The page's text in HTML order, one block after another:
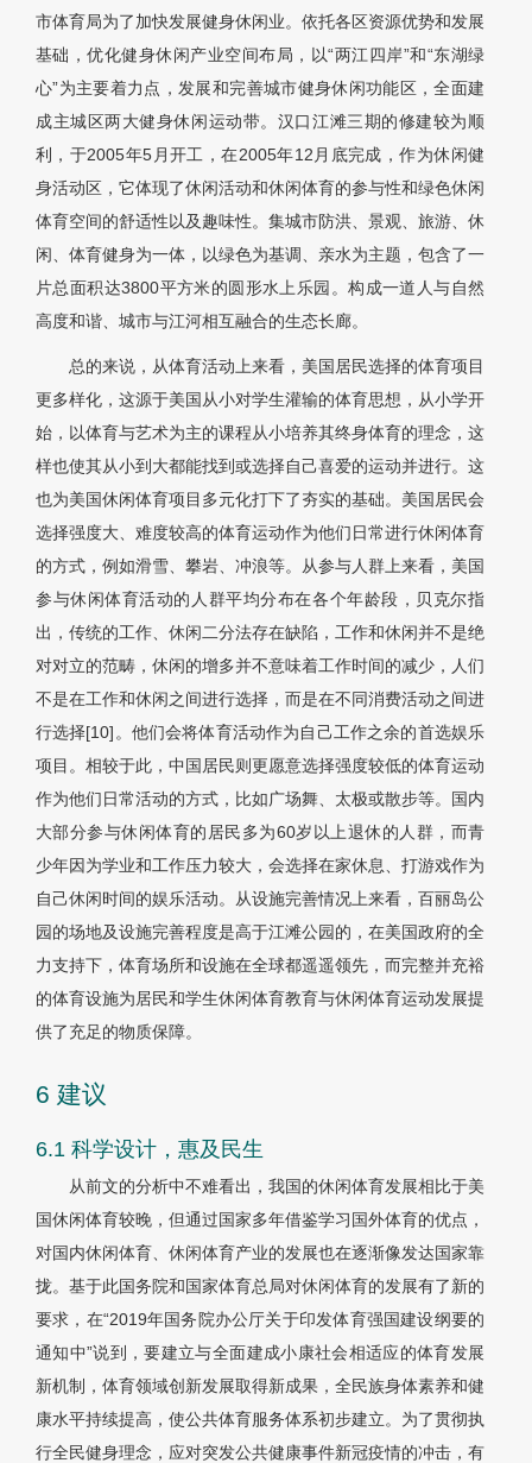
市体育局为了加快发展健身休闲业。依托各区资源优势和发展
基础，优化健身休闲产业空间布局，以“两江四岸”和“东湖绿
心”为主要着力点，发展和完善城市健身休闲功能区，全面建
成主城区两大健身休闲运动带。汉口江滩三期的修建较为顺
利，于2005年5月开工，在2005年12月底完成，作为休闲健
身活动区，它体现了休闲活动和休闲体育的参与性和绿色休闲
体育空间的舒适性以及趣味性。集城市防洪、景观、旅游、休
闲、体育健身为一体，以绿色为基调、亲水为主题，包含了一
片总面积达3800平方米的圆形水上乐园。构成一道人与自然
高度和谐、城市与江河相互融合的生态长廊。
总的来说，从体育活动上来看，美国居民选择的体育项目
更多样化，这源于美国从小对学生灌输的体育思想，从小学开
始，以体育与艺术为主的课程从小培养其终身体育的理念，这
样也使其从小到大都能找到或选择自己喜爱的运动并进行。这
也为美国休闲体育项目多元化打下了夯实的基础。美国居民会
选择强度大、难度较高的体育运动作为他们日常进行休闲体育
的方式，例如滑雪、攀岩、冲浪等。从参与人群上来看，美国
参与休闲体育活动的人群平均分布在各个年龄段，贝克尔指
出，传统的工作、休闲二分法存在缺陷，工作和休闲并不是绝
对对立的范畴，休闲的增多并不意味着工作时间的减少，人们
不是在工作和休闲之间进行选择，而是在不同消费活动之间进
行选择[10]。他们会将体育活动作为自己工作之余的首选娱乐
项目。相较于此，中国居民则更愿意选择强度较低的体育运动
作为他们日常活动的方式，比如广场舞、太极或散步等。国内
大部分参与休闲体育的居民多为60岁以上退休的人群，而青
少年因为学业和工作压力较大，会选择在家休息、打游戏作为
自己休闲时间的娱乐活动。从设施完善情况上来看，百丽岛公
园的场地及设施完善程度是高于江滩公园的，在美国政府的全
力支持下，体育场所和设施在全球都遥遥领先，而完整并充裕
的体育设施为居民和学生休闲体育教育与休闲体育运动发展提
供了充足的物质保障。
6 建议
6.1 科学设计，惠及民生
从前文的分析中不难看出，我国的休闲体育发展相比于美
国休闲体育较晚，但通过国家多年借鉴学习国外体育的优点，
对国内休闲体育、休闲体育产业的发展也在逐渐像发达国家靠
拢。基于此国务院和国家体育总局对休闲体育的发展有了新的
要求，在“2019年国务院办公厅关于印发体育强国建设纲要的
通知中”说到，要建立与全面建成小康社会相适应的体育发展
新机制，体育领域创新发展取得新成果，全民族身体素养和健
康水平持续提高，使公共体育服务体系初步建立。为了贯彻执
行全民健身理念，应对突发公共健康事件新冠疫情的冲击，有